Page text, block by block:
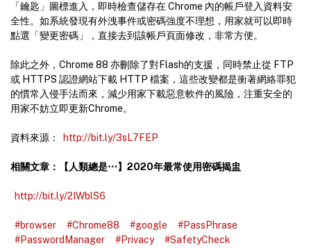
「鑰匙」圖標進入，即時檢查儲存在 Chrome 內的帳戶登入資料安
全性。如系統發現有外洩事件或密碼強度不理想，用家就可以即時
點選「變更密碼」，直接去到該帳戶頁面修改，非常方便。
除此之外，Chrome 88 亦刪除了對Flash的支援，同時禁止從 FTP
或 HTTPS 認證網站下載 HTTP 檔案，這些改變都是衝著網絡罪犯
的慣常入侵手法而來，減少用家下載惡意軟件的風險，注重安全的
用家不妨立即更新Chrome。
資料來源： http://bit.ly/3sL7FEP
相關文章：【人類總是⋯】2020年最常使用密碼揭盅
http://bit.ly/2IWblS6
#browser #Chrome88 #google
#PassPhrase
#PasswordManager
#Privacy
#SafetyCheck